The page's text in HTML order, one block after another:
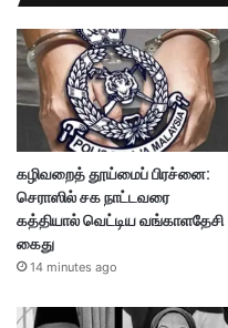
கழிவறைத் தூய்மைப் பிரச்னை:
செராஸில் சக நாட்டவரை
கத்தியால் வெட்டிய வங்காளதேசி
கைது
14 minutes ago